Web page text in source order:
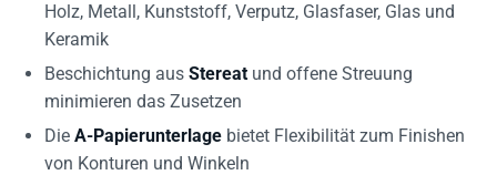
Holz, Metall, Kunststoff, Verputz, Glasfaser, Glas und
Keramik
Beschichtung aus Stereat und offene Streuung
minimieren das Zusetzen
Die A-Papierunterlage bietet Flexibilität zum Finishen
von Konturen und Winkeln